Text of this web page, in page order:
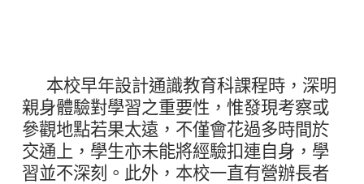
本校早年設計通識教育科課程時，深明
親身體驗對學習之重要性，惟發現考察或
參觀地點若果太遠，不僅會花過多時間於
交通上，學生亦未能將經驗扣連自身，學
習並不深刻。此外，本校一直有營辦長者